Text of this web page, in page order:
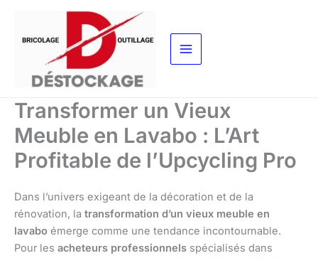
contenu
Transformer un Vieux
Meuble en Lavabo : L’Art
Profitable de l’Upcycling Pro
Dans l’univers exigeant de la décoration et de la
rénovation, la transformation d’un vieux meuble en
lavabo émerge comme une tendance incontournable.
Pour les acheteurs professionnels spécialisés dans